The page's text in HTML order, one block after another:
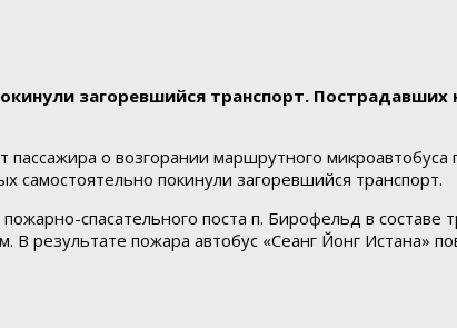
загоревшийся транспорт.
о возгорании маршрутного микроавтобуса
покинули загоревшийся транспорт.
спасательного поста п. Бирофельд в
результате пожара автобус «Сеанг Йонг Истана»